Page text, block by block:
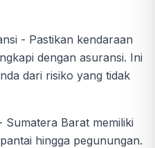
- Pastikan kendaraan
dengan asuransi. Ini
dari risiko yang tidak
Sumatera Barat memiliki
hingga pegunungan.